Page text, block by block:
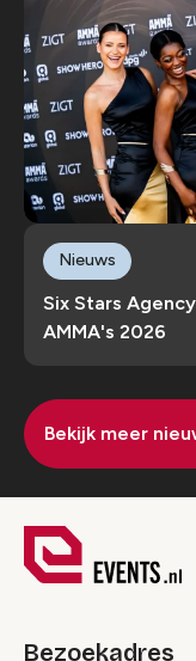
Six Stars
AMMA's 2026
Nieuws
Bekijk meer
Bezoekadres